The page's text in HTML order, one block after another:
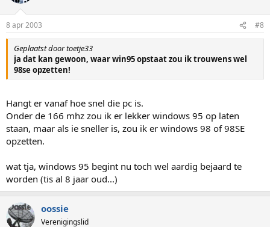
8 apr 2003 #8
Geplaatst door toetje33
ja dat kan gewoon, waar win95 opstaat zou ik trouwens wel
98se opzetten!
Hangt er vanaf hoe snel die pc is.
Onder de 166 mhz zou ik er lekker windows 95 op laten
staan, maar als ie sneller is, zou ik er windows 98 of 98SE
opzetten.
wat tja, windows 95 begint nu toch wel aardig bejaard te
worden (tis al 8 jaar oud...)
oossie
Verenigingslid